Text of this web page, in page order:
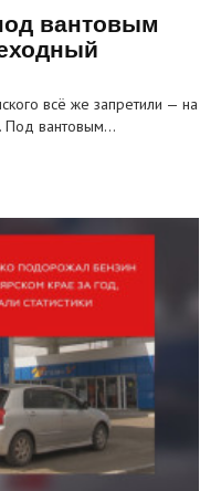
вантовым
всё же запретили — на
Под вантовым…